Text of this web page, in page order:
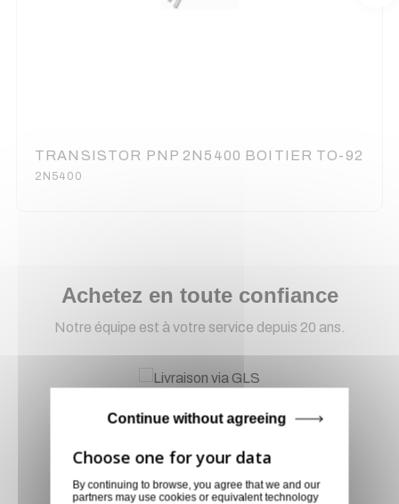
TRANSISTOR PNP 2N5400 BOITIER TO-92
2N5400
Achetez en toute confiance
Notre équipe est à votre service depuis 20 ans.
directement en magasin ou
dans les points relais de notre
By continuing to browse, you agree that we and our
partners may use cookies or equivalent technology
Continue without agreeing